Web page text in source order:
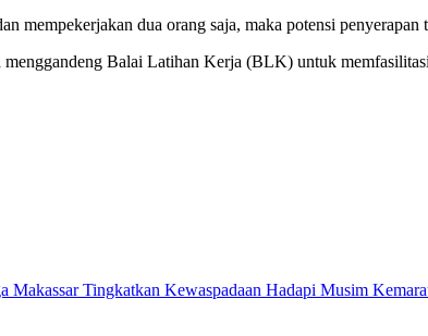
mempekerjakan dua orang saja, maka potensi
Balai Latihan Kerja (BLK) untuk